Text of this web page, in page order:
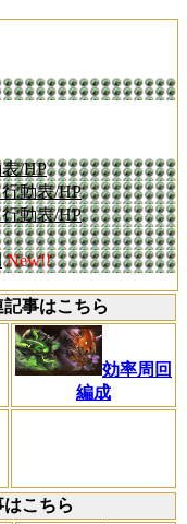
/HP
動表/HP
動表/HP
New!!
事はこちら
効率周回
編成
こちら